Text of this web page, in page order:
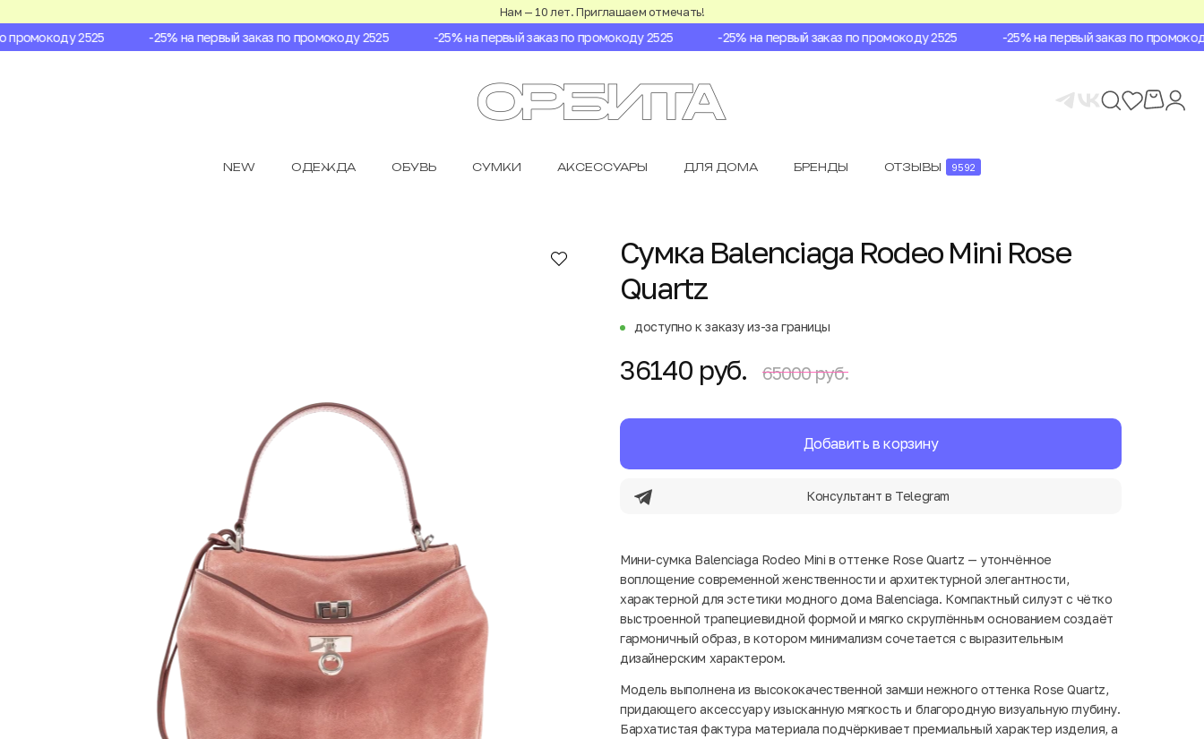
Нам — 10 лет. Приглашаем отмечать!
2525 -25% на первый заказ по промокоду 2525 -25% на первый заказ по промокоду 2525 -25% на первый заказ по промокоду 2525 -25% на первый заказ по промокоду
NEW ОДЕЖДА ОБУВЬ СУМКИ АКСЕССУАРЫ ДЛЯ ДОМА БРЕНДЫ ОТЗЫВЫ 9592
Сумка Balenciaga Rodeo Mini Rose
Quartz
доступно к заказу из-за границы
36140 руб. 65000 руб.
Добавить в корзину
Консультант в Telegram
Мини-сумка Balenciaga Rodeo Mini в оттенке Rose Quartz — утончённое
воплощение современной женственности и архитектурной элегантности,
характерной для эстетики модного дома Balenciaga. Компактный силуэт с чётко
выстроенной трапециевидной формой и мягко скруглённым основанием создаёт
гармоничный образ, в котором минимализм сочетается с выразительным
дизайнерским характером.
Модель выполнена из высококачественной замши нежного оттенка Rose Quartz,
придающего аксессуару изысканную мягкость и благородную визуальную глубину.
Бархатистая фактура материала подчёркивает премиальный характер изделия, а